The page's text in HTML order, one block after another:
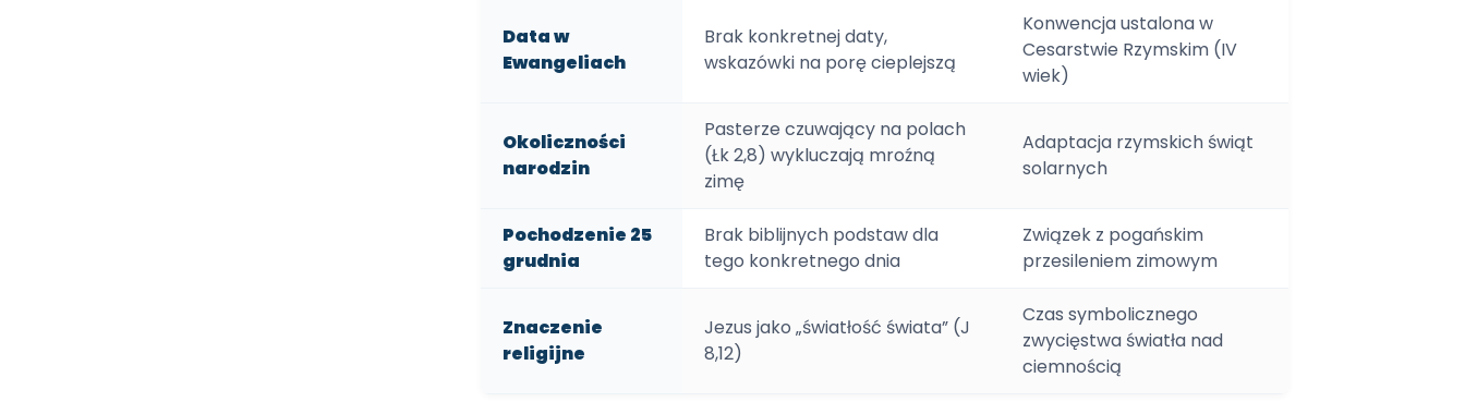
Data w
Ewangeliach
Brak konkretnej daty,
wskazówki na porę cieplejszą
Konwencja ustalona w
Cesarstwie Rzymskim (IV
wiek)
Okoliczności
narodzin
Pasterze czuwający na polach
(Łk 2,8) wykluczają mroźną
zimę
Adaptacja rzymskich świąt
solarnych
Pochodzenie 25
grudnia
Brak biblijnych podstaw dla
tego konkretnego dnia
Związek z pogańskim
przesileniem zimowym
Znaczenie
religijne
Jezus jako „światłość świata” (J
8,12)
Czas symbolicznego
zwycięstwa światła nad
ciemnością